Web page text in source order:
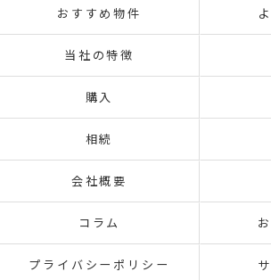
おすすめ物件
当社の特徴
購入
相続
会社概要
コラム
プライバシーポリシー